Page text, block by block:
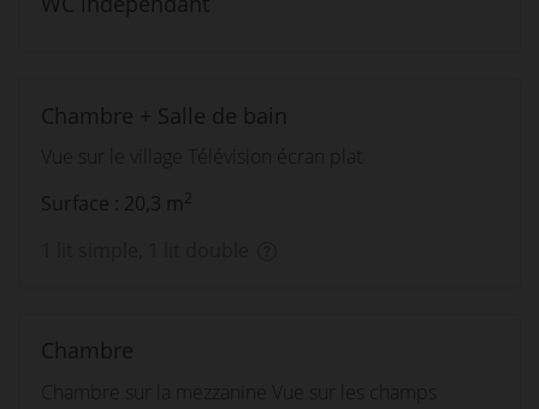
Chambre + Salle de bain
Vue sur le village Télévision écran plat
Surface : 20,3 m2
Chambre
Chambre sur la mezzanine Vue sur les champs